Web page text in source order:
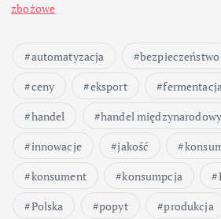
zbożowe
automatyzacja bezpieczeństwo
ceny
eksport
handel
handel międzynarodowy
innowacje
jakość
konsument
konsumpcja
Polska
popyt produkcja